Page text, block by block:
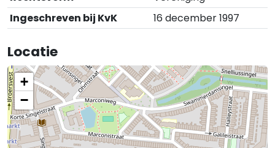
Ingeschreven bij KvK
16 december 1997
Locatie
+
−